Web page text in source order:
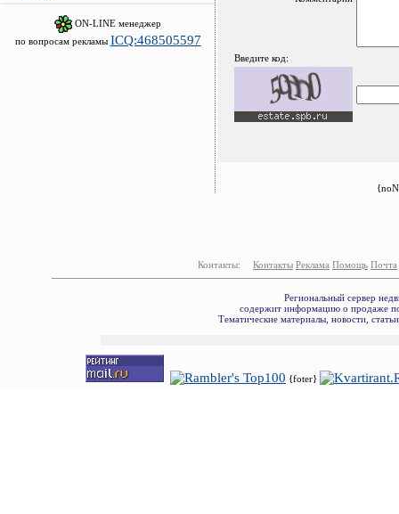
ON-LINE менеджер
по вопросам рекламы ICQ:468505597
Введите код:
Контакты: Контакты Реклама Помощь Почта
Региональный сервер
содержит информацию о продаже
Тематические материалы, новости,
{foter}